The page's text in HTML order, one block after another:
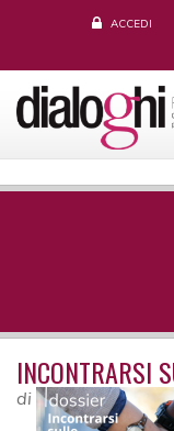
ACCEDI
INCONTRARSI
di